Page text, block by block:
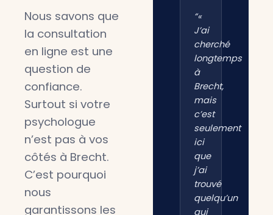
Nous savons que
la consultation
en ligne est une
question de
confiance.
Surtout si votre
psychologue
n’est pas à vos
côtés à Brecht.
C’est pourquoi
nous
garantissons les
“«
J’ai
cherché
longtemps
à
Brecht,
mais
c’est
seulement
ici
que
j’ai
trouvé
quelqu’un
qui